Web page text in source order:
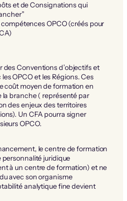
et de Consignations qui
OPCO (créés pour
des Conventions d’objectifs et
OPCO et les Régions. Ces
coût moyen de formation en
branche ( représenté par
des enjeux des territoires
Un CFA pourra signer
OPCO.
le centre de formation
personnalité juridique
à un centre de formation) et ne
avec son organisme
analytique fine devient